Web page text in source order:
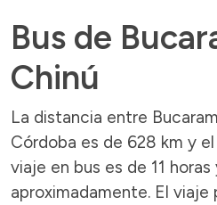
Bus de
Chinú
La distancia entre
Córdoba es de 628 km y
viaje en bus es de 11 horas
aproximadamente. El viaje